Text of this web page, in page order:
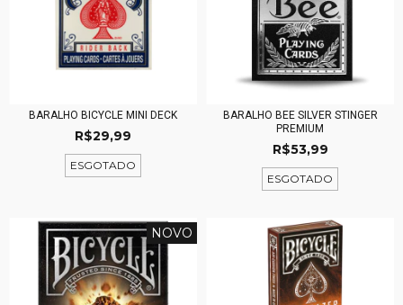
BARALHO BICYCLE MINI DECK
R$29,99
ESGOTADO
BARALHO BEE SILVER STINGER
PREMIUM
R$53,99
ESGOTADO
NOVO